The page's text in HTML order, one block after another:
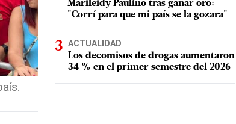
Marileidy Paulino tras ganar oro:
"Corrí para que mi país se la gozara"
ACTUALIDAD
Los decomisos de drogas aumentaron
34 % en el primer semestre del 2026